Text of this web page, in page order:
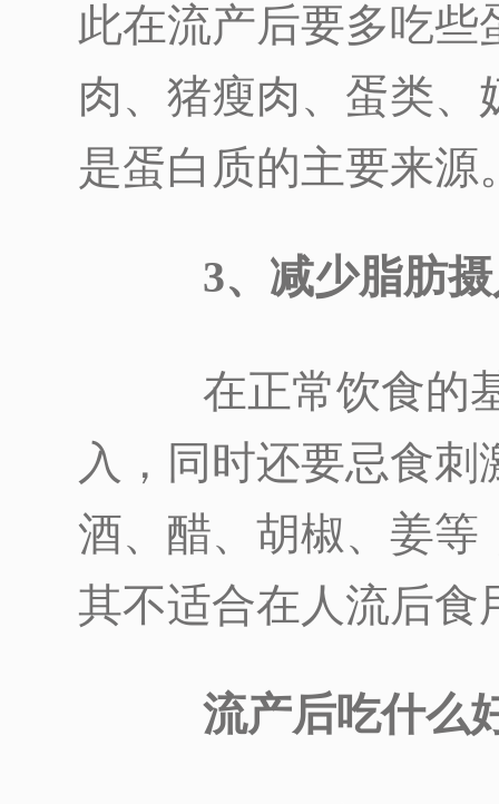
此在流产后要多吃
肉、猪瘦肉、蛋类
是蛋白质的主要来源
3、减少脂肪摄
在正常饮食的基
入，同时还要忌食
酒、醋、胡椒、姜等
其不适合在人流后食
流产后吃什么